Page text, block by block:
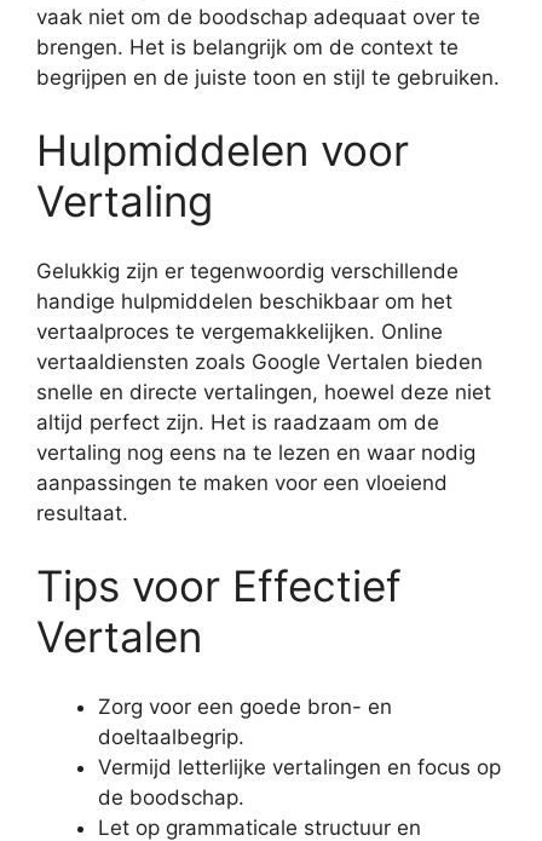
vaak niet om de boodschap adequaat over te
brengen. Het is belangrijk om de context te
begrijpen en de juiste toon en stijl te gebruiken.
Hulpmiddelen voor
Vertaling
Gelukkig zijn er tegenwoordig verschillende
handige hulpmiddelen beschikbaar om het
vertaalproces te vergemakkelijken. Online
vertaaldiensten zoals Google Vertalen bieden
snelle en directe vertalingen, hoewel deze niet
altijd perfect zijn. Het is raadzaam om de
vertaling nog eens na te lezen en waar nodig
aanpassingen te maken voor een vloeiend
resultaat.
Tips voor Effectief
Vertalen
Zorg voor een goede bron- en
doeltaalbegrip.
Vermijd letterlijke vertalingen en focus op
de boodschap.
Let op grammaticale structuur en